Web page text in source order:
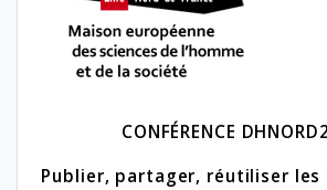
CONFÉRENCE
Publier, partager, réutiliser les